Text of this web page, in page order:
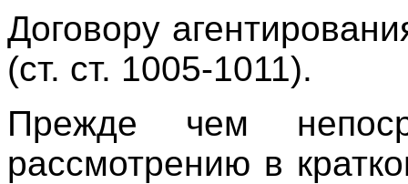
Договору
(ст. ст. 1005-1011).
Прежде чем
рассмотрению в